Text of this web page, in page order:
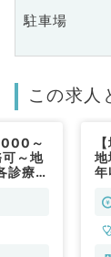
駐車場
この求人
～
～地
診療科